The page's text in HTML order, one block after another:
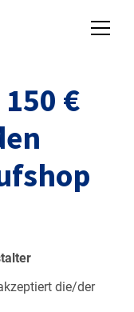
€
die/der